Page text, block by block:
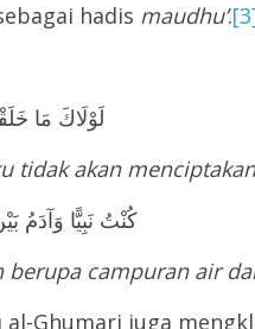
hadis maudhu’.
لَوْلَاكَ مَا
tidak akan
كُنْتُ نَبِيًّا وَآدَمُ
campuran air
Ghumari juga